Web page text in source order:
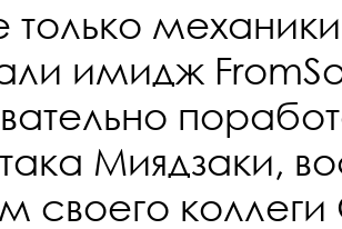
только
имидж
Миядзаки,
своего